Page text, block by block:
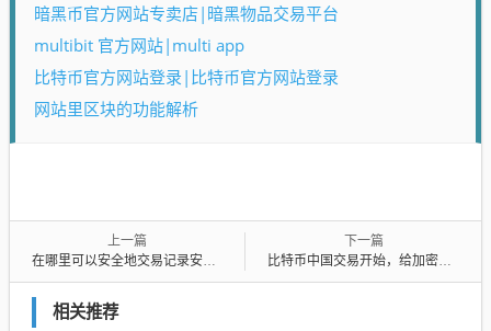
暗黑币官方网站专卖店|暗黑物品交易平台
multibit 官方网站|multi app
比特币官方网站登录|比特币官方网站登录
网站里区块的功能解析
上一篇
在哪里可以安全地交易记录安全币？
下一篇
比特币中国交易开始，给加密货币市场带来新机遇
相关推荐